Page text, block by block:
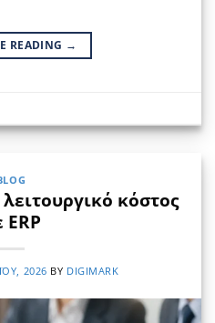
READING →
κόστος
ERP
2026 BY DIGIMARK